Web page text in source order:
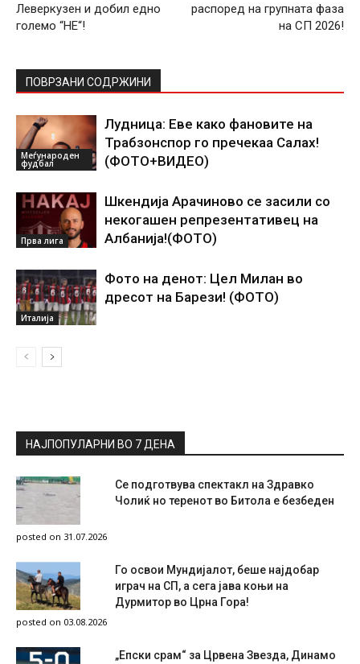
Леверкузен и добил едно
големо “НЕ“!
распоред на групната фаза
на СП 2026!
ПОВРЗАНИ СОДРЖИНИ
Меѓународен
фудбал
Лудница: Еве како фановите на
Трабзонспор го пречекаа Салах!
(ФОТО+ВИДЕО)
Прва лига
Шкендија Арачиново се засили со
некогашен репрезентативец на
Албанија!(ФОТО)
Италија
Фото на денот: Цел Милан во
дресот на Барези! (ФОТО)
НАЈПОПУЛАРНИ ВО 7 ДЕНА
Се подготвува спектакл на Здравко
Чолиќ но теренот во Битола е безбеден
posted on 31.07.2026
Го освои Мундијалот, беше најдобар
играч на СП, а сега јава коњи на
Дурмитор во Црна Гора!
posted on 03.08.2026
„Епски срам“ за Црвена Звезда, Динамо